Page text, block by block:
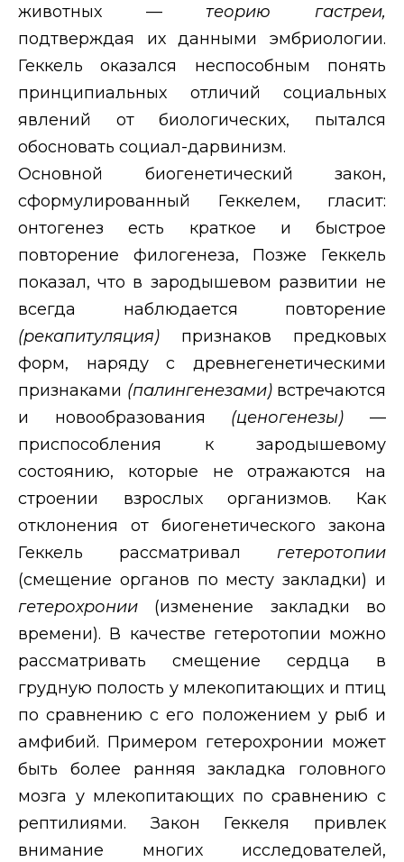
животных —теорию гастреи,
подтверждая их данными эмбриологии.
Геккель оказался неспособным понять
принципиальных отличий социальных
явлений от биологических, пытался
обосновать социал-дарвинизм.
Основной биогенетический закон,
сформулированный Геккелем, гласит:
онтогенез есть краткое и быстрое
повторение филогенеза, Позже Геккель
показал, что в зародышевом развитии не
всегда наблюдается повторение
(рекапитуляция) признаков предковых
форм, наряду с
древнегенетическими
признаками (палингенезами) встречаются
и новообразования (ценогенезы)—
приспособления к зародышевому
состоянию, которые не отражаются на
строении взрослых организмов. Как
отклонения от биогенетического закона
Геккель рассматривал гетеротопии
(смещение органов по месту закладки) и
гетерохронии (изменение закладки во
времени). В качестве гетеротопии можно
рассматривать смещение сердца в
грудную полость у млекопитающих и птиц
по сравнению с его положением у рыб и
амфибий. Примером гетерохронии может
быть более ранняя закладка головного
мозга у млекопитающих по сравнению с
рептилиями. Закон Геккеля привлек
внимание многих исследователей,